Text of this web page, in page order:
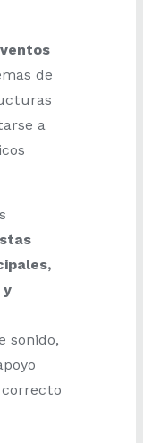
de
a
y
sonido,